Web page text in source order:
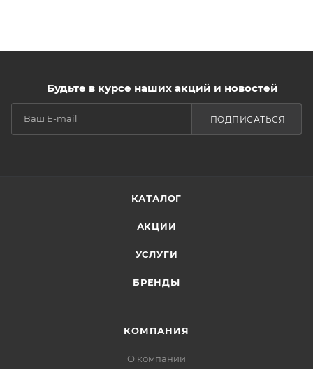
Будьте в курсе наших акций и новостей
ПОДПИСАТЬСЯ
КАТАЛОГ
АКЦИИ
УСЛУГИ
БРЕНДЫ
КОМПАНИЯ
О компании